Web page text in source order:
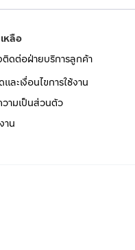
หลือ
ติดต่อฝ่ายบริการลูกค้า
ละเงื่อนไขการใช้งาน
ามเป็นส่วนตัว
าน